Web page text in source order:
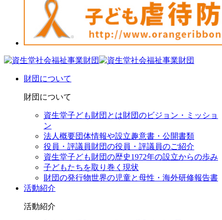
財団について
財団について
資生堂子ども財団とは財団のビジョン・ミッショ
ン
法人概要団体情報や設立趣意書・公開書類
役員・評議員財団の役員・評議員のご紹介
資生堂子ども財団の歴史1972年の設立からの歩み
子どもたちを取り巻く現状
財団の発行物世界の児童と母性・海外研修報告書
活動紹介
活動紹介